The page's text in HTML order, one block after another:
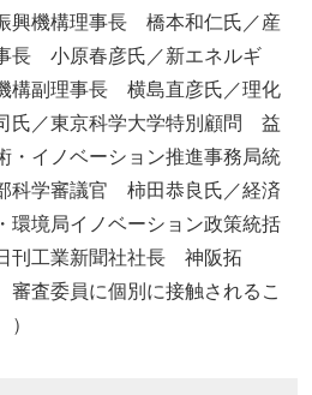
興機構理事長 橋本和仁氏／産
長 小原春彦氏／新エネルギ
構副理事長 横島直彦氏／理化
氏／東京科学大学特別顧問 益
・イノベーション推進事務局統
科学審議官 柿田恭良氏／経済
環境局イノベーション政策統括
刊工業新聞社社長 神阪拓
審査委員に個別に接触されるこ